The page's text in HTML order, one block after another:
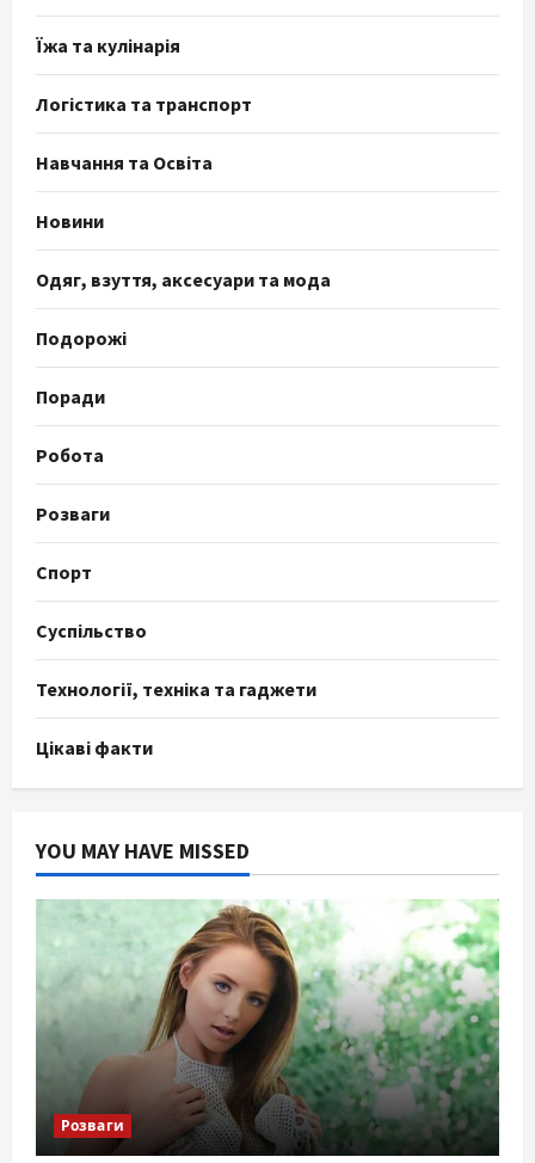
Їжа та кулінарія
Логістика та транспорт
Навчання та Освіта
Новини
Одяг, взуття, аксесуари та мода
Подорожі
Поради
Робота
Розваги
Спорт
Суспільство
Технології, техніка та гаджети
Цікаві факти
YOU MAY HAVE MISSED
Розваги